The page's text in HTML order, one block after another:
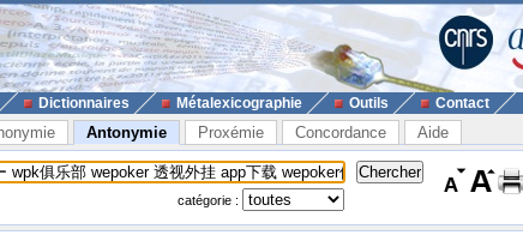
Dictionnaires Métalexicographie Outils Contact
Antonymie Proxémie Concordance Aide
catégorie :